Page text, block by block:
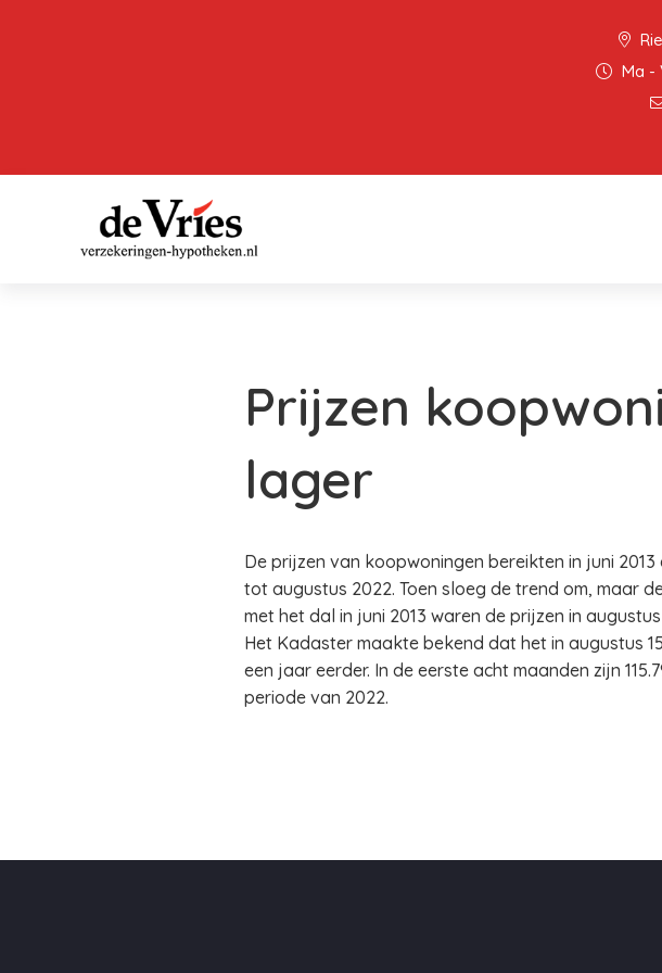
Ma -
Prijzen
lager
De prijzen van koopwoningen bereikten in juni
tot augustus 2022. Toen sloeg de trend om, maar
met het dal in juni 2013 waren de prijzen in
Het Kadaster maakte bekend dat het in augustus
een jaar eerder. In de eerste acht maanden zijn
periode van 2022.